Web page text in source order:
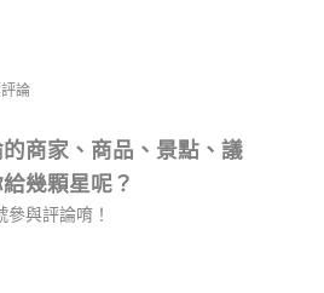
論
商家、商品、景點、議
幾顆星呢？
與評論唷！